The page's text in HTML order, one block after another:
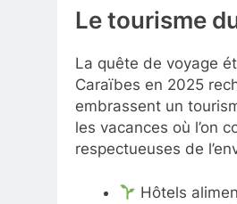
Le tourisme
La quête de voyage
Caraïbes en 2025
embrassent un
les vacances où l’on
respectueuses de
Hôtels